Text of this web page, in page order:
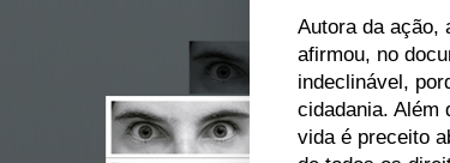
Autora da ação,
afirmou, no
indeclinável,
cidadania. Além
vida é preceito